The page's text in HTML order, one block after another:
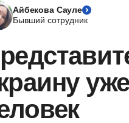
Айбекова Сауле
Бывший сотрудник